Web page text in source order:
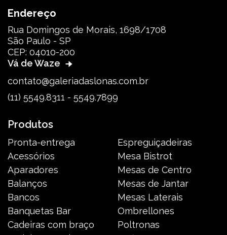
Endereço
Rua Domingos de Morais, 1698/1708
São Paulo - SP
CEP: 04010-200
Vá de Waze
contato@galeriadaslonas.com.br
(11) 5549.8311 - 5549.7899
Produtos
Pronta-entrega
Acessórios
Aparadores
Balanços
Bancos
Banquetas Bar
Cadeiras com braço
Espreguiçadeiras
Mesa Bistrot
Mesas de Centro
Mesas de Jantar
Mesas Laterais
Ombrellones
Poltronas